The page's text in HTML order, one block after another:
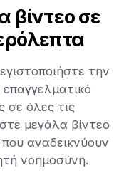
βίντεο σε
την
σε όλες τις
μεγάλα βίντεο
αναδεικνύουν
νοημοσύνη.